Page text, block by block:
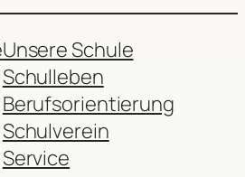
Unsere Schule
Schulleben
Berufsorientierung
Schulverein
Service